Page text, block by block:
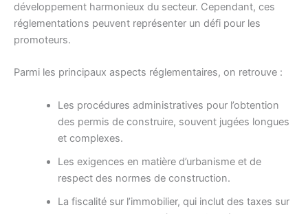
développement harmonieux du secteur. Cependant, ces
réglementations peuvent représenter un défi pour les
promoteurs.
Parmi les principaux aspects réglementaires, on retrouve :
Les procédures administratives pour l’obtention
des permis de construire, souvent jugées longues
et complexes.
Les exigences en matière d’urbanisme et de
respect des normes de construction.
La fiscalité sur l’immobilier, qui inclut des taxes sur